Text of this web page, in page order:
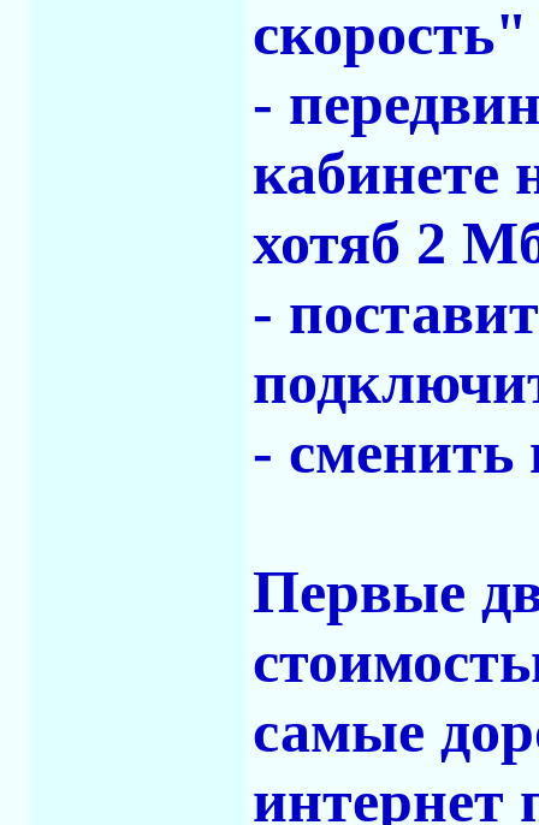
скорость"
-
кабинете
хотяб 2
-
- сменить
Первые
самые
интернет